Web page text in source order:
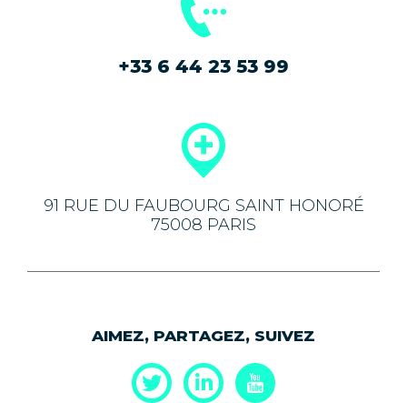
+33 6 44 23 53 99
91 RUE DU FAUBOURG SAINT HONORÉ
75008 PARIS
AIMEZ, PARTAGEZ, SUIVEZ